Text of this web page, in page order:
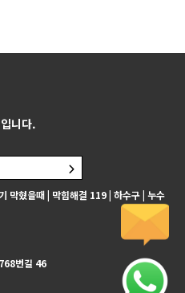
막혔을때 | 막힘해결 119 | 하수구 | 누수
번길 46
니다.